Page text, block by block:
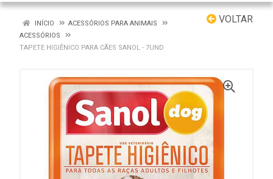
VOLTAR
INÍCIO
ACESSÓRIOS PARA ANIMAIS
ACESSÓRIOS
TAPETE HIGIÊNICO PARA CÃES SANOL - 7UND